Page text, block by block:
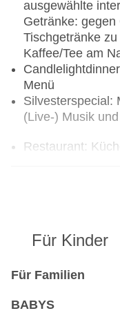
ausgewählte
Getränke:
Tischgetränke
Kaffee/Tee am
Menü
Silvesterspecial:
(Live-) Musik
Restaurant:
landestypisch,
vegetarische
klimatisierbar
Für Kinder
Für Familien
BABYS